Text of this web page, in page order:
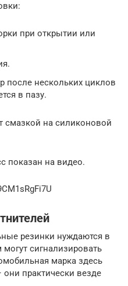
при открытии или
после нескольких циклов
в пазу.
смазкой на силиконовой
показан на видео.
резинки нуждаются в
сигнализировать
марка здесь
практически везде